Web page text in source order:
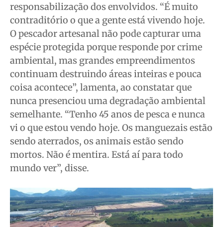
responsabilização dos envolvidos. “É muito
contraditório o que a gente está vivendo hoje.
O pescador artesanal não pode capturar uma
espécie protegida porque responde por crime
ambiental, mas grandes empreendimentos
continuam destruindo áreas inteiras e pouca
coisa acontece”, lamenta, ao constatar que
nunca presenciou uma degradação ambiental
semelhante. “Tenho 45 anos de pesca e nunca
vi o que estou vendo hoje. Os manguezais estão
sendo aterrados, os animais estão sendo
mortos. Não é mentira. Está aí para todo
mundo ver”, disse.